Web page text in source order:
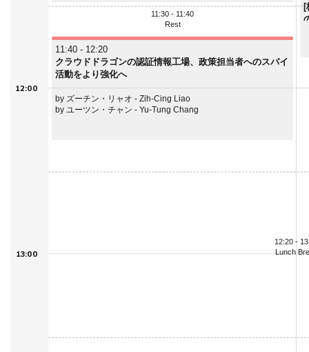
12:00
13:00
11:30 - 11:40
Rest
11:40 - 12:20
クラウドドラゴンの認証情報工場、政策担当者へのスパイ
活動をより強化へ
by ズーチン・リャオ - Zih-Cing Liao
by ユーツン・チャン - Yu-Tung Chang
12:20 -
Lunch
[